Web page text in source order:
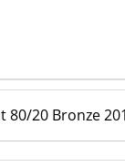
20 Bronze